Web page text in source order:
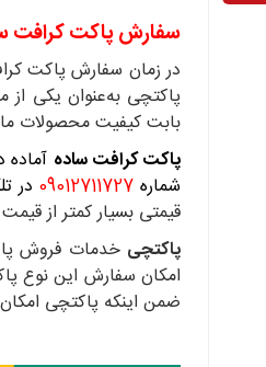
سفارش پاکت کرافت
در زمان سفارش پاکت
پاکتچی به‌عنوان یکی از
بابت کیفیت محصولات
پاکت کرافت ساده آماده
شماره 09012711727 در
قیمتی بسیار کمتر از
پاکتچی خدمات فروش
ضمن اینکه پاکتچی امکان